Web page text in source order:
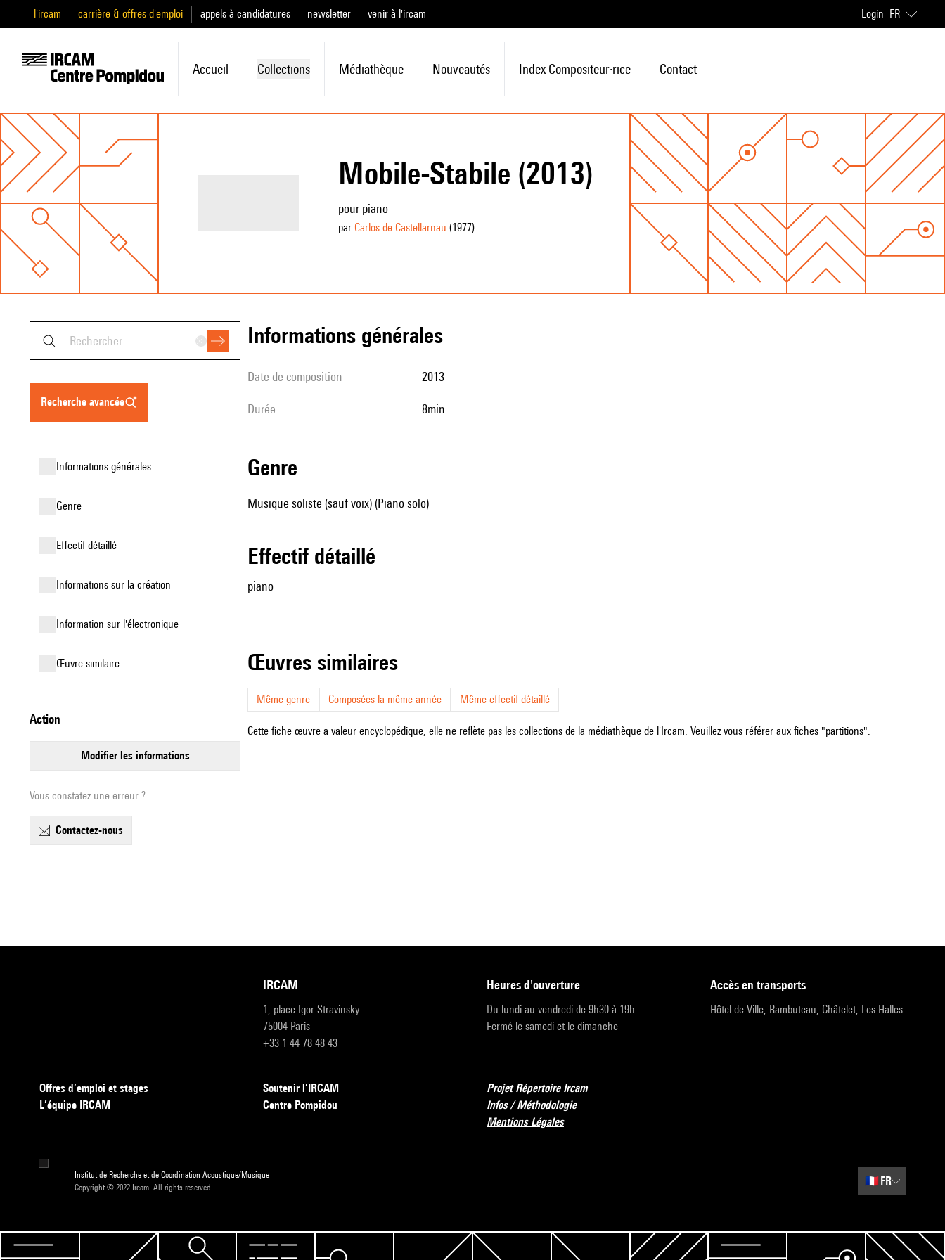
l'ircam carrière & offres d'emploi appels à candidatures newsletter venir à l'ircam Login FR
Accueil Collections Médiathèque Nouveautés Index Compositeur·rice Contact
Mobile-Stabile (2013)
pour piano
par Carlos de Castellarnau (1977)
recherche avancée
informations générales
genre
effectif détaillé
informations sur la création
Information sur l'électronique
œuvre similaire
action
modifier les informations
Vous constatez une erreur ?
contactez-nous
informations générales
date de composition 2013
durée 8min
genre
Musique soliste (sauf voix) (Piano solo)
effectif détaillé
piano
œuvres similaires
Même genre Composées la même année Même effectif détaillé
Cette fiche œuvre a valeur encyclopédique, elle ne reflète pas les collections de la médiathèque de l'Ircam. Veuillez vous référer aux fiches "partitions".
IRCAM
1, place Igor-Stravinsky
75004 Paris
+33 1 44 78 48 43
heures d'ouverture
Du lundi au vendredi de 9h30 à 19h
Fermé le samedi et le dimanche
accès en transports
Hôtel de Ville, Rambuteau, Châtelet, Les Halles
Offres d’emploi et stages
L’équipe IRCAM
Soutenir l’IRCAM
Centre Pompidou
Projet Répertoire Ircam
Infos / Méthodologie
Mentions Légales
Institut de Recherche et de Coordination Acoustique/Musique
Copyright © 2022 Ircam. All rights reserved.
🇫🇷 FR